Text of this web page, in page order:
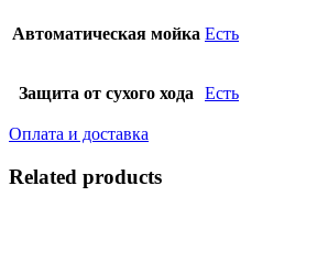
Автоматическая мойка Есть
Защита от сухого хода Есть
Оплата и доставка
Related products